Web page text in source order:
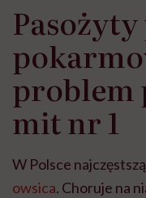
problem
mit nr 1
W Polsce
owsica. Choruje na